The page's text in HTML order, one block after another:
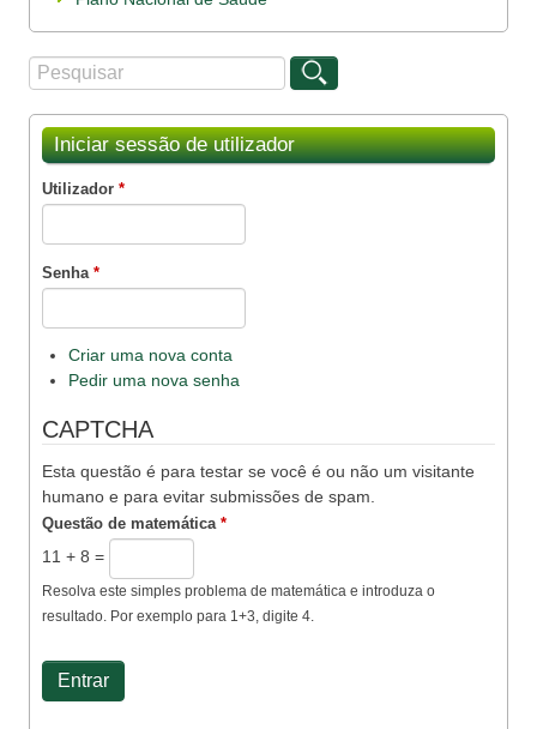
Formulário de procura
Procurar
Iniciar sessão de utilizador
Utilizador *
Senha *
Criar uma nova conta
Pedir uma nova senha
CAPTCHA
Esta questão é para testar se você é ou não um visitante
humano e para evitar submissões de spam.
Questão de matemática *
11 + 8 =
Resolva este simples problema de matemática e introduza o
resultado. Por exemplo para 1+3, digite 4.